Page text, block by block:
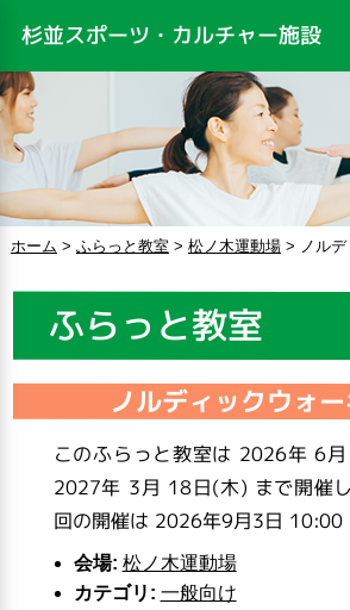
杉並スポーツ・カルチャー施設
ホーム > ふらっと教室> 松ノ木運動場> ノル
ふらっと教室
ノルディックウォ
このふらっと教室は 2026年 6
2027年 3月 18日(木) まで開催
回の開催は 2026年9月3日 10:00
会場: 松ノ木運動場
カテゴリ: 一般向け